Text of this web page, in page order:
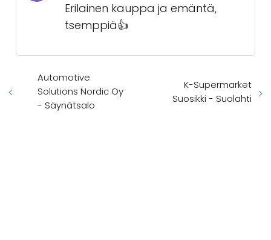
Erilainen kauppa ja emäntä,
tsemppiä👍
Automotive
Solutions Nordic Oy
- Säynätsalo
K-Supermarket
Suosikki - Suolahti